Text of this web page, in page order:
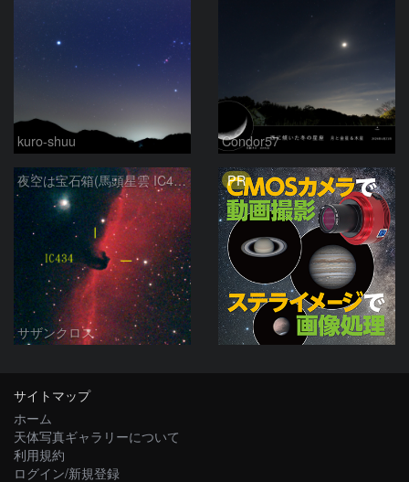
kuro-shuu Condor57
夜空は宝石箱(馬頭星雲 IC434) Seestar50
サザンクロス
PR
サイトマップ
ホーム
天体写真ギャラリーについて
利用規約
ログイン/新規登録